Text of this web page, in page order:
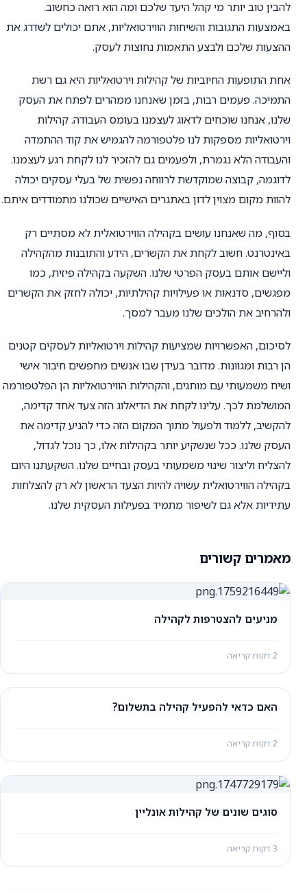
להבין טוב יותר מי קהל היעד שלכם ומה הוא רואה כחשוב.
באמצעות התגובות והשיחות הווירטואליות, אתם יכולים לשדרג את
ההצעות שלכם ולבצע התאמות נחוצות לעסק.
אחת התופעות החיוביות של קהילות וירטואליות היא גם רשת
התמיכה. פעמים רבות, בזמן שאנחנו ממהרים לפתח את העסק
שלנו, אנחנו שוכחים לדאוג לעצמנו בעומס העבודה. קהילות
וירטואליות מספקות לנו פלטפורמה להגמיש את קוד ההתמדה
והעבודה הלא נגמרת, ולפעמים גם להזכיר לנו לקחת רגע לעצמנו.
לדוגמה, קבוצה שמוקדשת לרווחה נפשית של בעלי עסקים יכולה
להוות מקום מצוין לדון באתגרים האישיים שכולנו מתמודדים איתם.
בסוף, מה שאנחנו עושים בקהילה הווירטואלית לא מסתיים רק
באינטרנט. חשוב לקחת את הקשרים, הידע והתובנות מהקהילה
וליישם אותם בעסק הפרטי שלנו. השקעה בקהילה פיזית, כמו
מפגשים, סדנאות או פעילויות קהילתיות, יכולה לחזק את הקשרים
ולהרחיב את הולכים שלנו מעבר למסך.
לסיכום, האפשרויות שמציעות קהילות וירטואליות לעסקים קטנים
הן רבות ומגוונות. מדובר בעידן שבו אנשים מחפשים חיבור אישי
ושיח משמעותי עם מותגים, והקהילות הווירטואליות הן הפלטפורמה
המושלמת לכך. עלינו לקחת את הדיאלוג הזה צעד אחד קדימה,
להקשיב, ללמוד ולפעול מתוך המקום הזה כדי להניע קדימה את
העסק שלנו. ככל שנשקיע יותר בקהילות אלו, כך נוכל לגדול,
להצליח וליצור שינוי משמעותי בעסק ובחיים שלנו. השקעתנו היום
בקהילה הווירטואלית עשויה להיות הצעד הראשון לא רק להצלחות
עתידיות אלא גם לשיפור מתמיד בפעילות העסקית שלנו.
מאמרים קשורים
מניעים להצטרפות לקהילה
2 דקות קריאה
האם כדאי להפעיל קהילה בתשלום?
2 דקות קריאה
סוגים שונים של קהילות אונליין
3 דקות קריאה